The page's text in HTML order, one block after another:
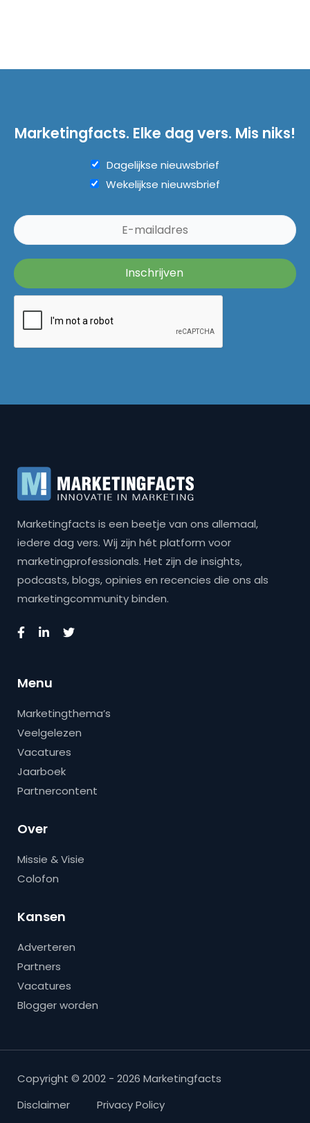
Marketingfacts. Elke dag vers. Mis niks!
Dagelijkse nieuwsbrief
Wekelijkse nieuwsbrief
Marketingfacts is een beetje van ons allemaal,
iedere dag vers. Wij zijn hét platform voor
marketingprofessionals. Het zijn de insights,
podcasts, blogs, opinies en recencies die ons als
marketingcommunity binden.
Menu
Marketingthema’s
Veelgelezen
Vacatures
Jaarboek
Partnercontent
Over
Missie & Visie
Colofon
Kansen
Adverteren
Partners
Vacatures
Blogger worden
Copyright © 2002 - 2026 Marketingfacts
Disclaimer
Privacy Policy